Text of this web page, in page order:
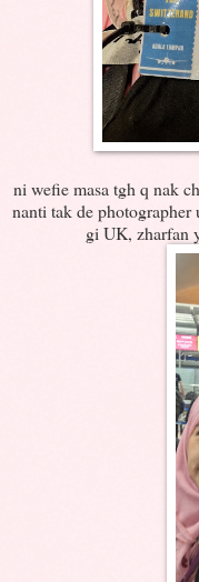
ni wefie masa tgh q nak
nanti tak de
gi UK, zharfan